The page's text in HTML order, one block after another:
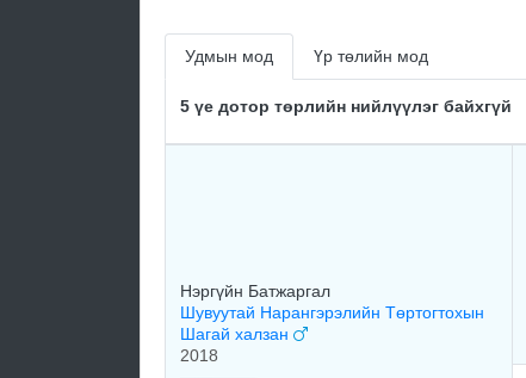
Удмын мод Үр төлийн мод
5 үе дотор төрлийн нийлүүлэг байхгүй
Нэргүйн Батжаргал
Шувуутай Нарангэрэлийн Төртогтохын
Шагай халзан
2018